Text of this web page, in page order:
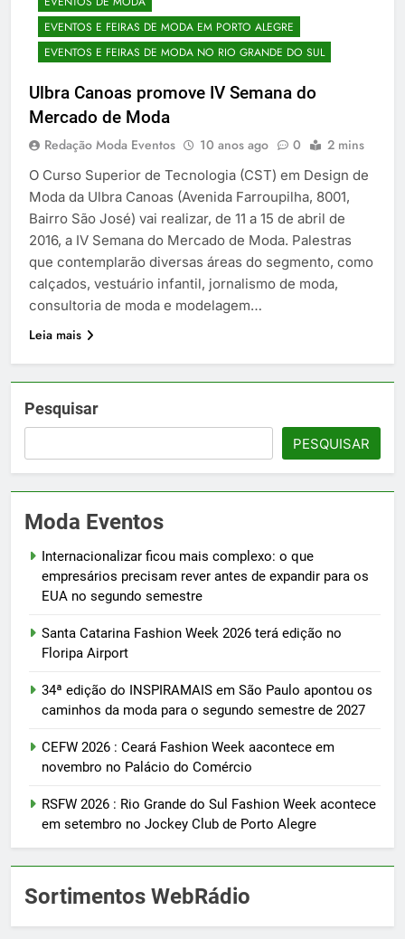
EVENTOS E FEIRAS DE MODA EM PORTO ALEGRE
EVENTOS E FEIRAS DE MODA NO RIO GRANDE DO SUL
Ulbra Canoas promove IV Semana do
Mercado de Moda
Redação Moda Eventos 10 anos ago 0 2 mins
O Curso Superior de Tecnologia (CST) em Design de
Moda da Ulbra Canoas (Avenida Farroupilha, 8001,
Bairro São José) vai realizar, de 11 a 15 de abril de
2016, a IV Semana do Mercado de Moda. Palestras
que contemplarão diversas áreas do segmento, como
calçados, vestuário infantil, jornalismo de moda,
consultoria de moda e modelagem…
Leia mais
Pesquisar
PESQUISAR
Moda Eventos
Internacionalizar ficou mais complexo: o que
empresários precisam rever antes de expandir para os
EUA no segundo semestre
Santa Catarina Fashion Week 2026 terá edição no
Floripa Airport
34ª edição do INSPIRAMAIS em São Paulo apontou os
caminhos da moda para o segundo semestre de 2027
CEFW 2026 : Ceará Fashion Week aacontece em
novembro no Palácio do Comércio
RSFW 2026 : Rio Grande do Sul Fashion Week acontece
em setembro no Jockey Club de Porto Alegre
Sortimentos WebRádio